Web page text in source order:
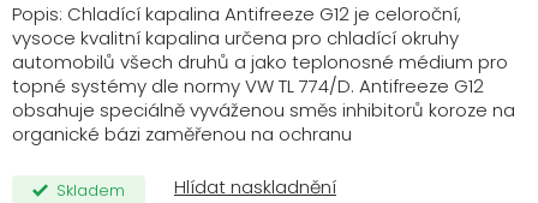
Popis: Chladící kapalina Antifreeze G12 je celoroční,
vysoce kvalitní kapalina určena pro chladící okruhy
automobilů všech druhů a jako teplonosné médium pro
topné systémy dle normy VW TL 774/D. Antifreeze G12
obsahuje speciálně vyváženou směs inhibitorů koroze na
organické bázi zaměřenou na ochranu
Skladem